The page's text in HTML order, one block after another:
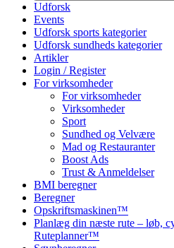
Udforsk
Events
Udforsk sports kategorier
Udforsk sundheds kategorier
Artikler
Login / Register
For virksomheder
For virksomheder
Virksomheder
Sport
Sundhed og Velvære
Mad og Restauranter
Boost Ads
Trust & Anmeldelser
BMI beregner
Beregner
Opskriftsmaskinen™
Planlæg din næste rute – løb,
Ruteplanner™